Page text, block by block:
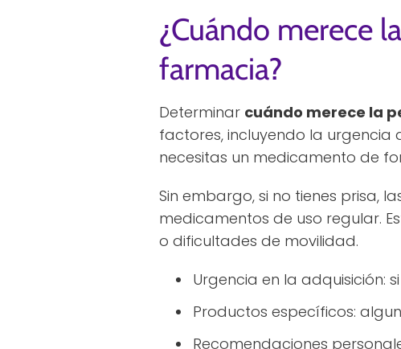
¿Cuándo merece
farmacia?
Determinar cuándo merece la
factores, incluyendo la
necesitas un medicamento de
Sin embargo, si no tienes prisa,
medicamentos de uso regular.
o dificultades de movilidad.
Urgencia en la adquisición:
Productos específicos:
Recomendaciones